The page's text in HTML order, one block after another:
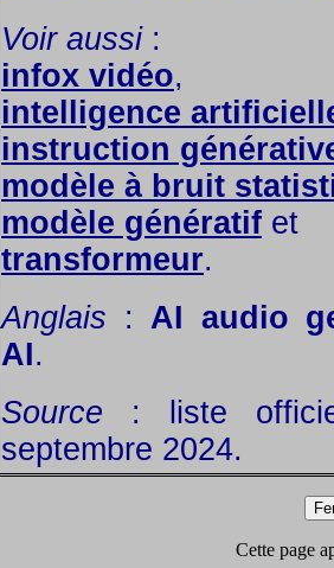
Voir aussi:
infox vidéo,
intelligence
instruction
modèle à bruit
modèle génératif et
transformeur.
Anglais : AI audio
AI.
Source : liste
septembre 2024.
Cette page